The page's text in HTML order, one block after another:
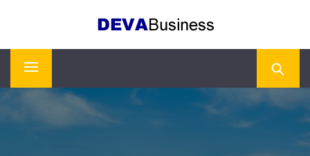
DEVA BUSINESS
Primary
Menu